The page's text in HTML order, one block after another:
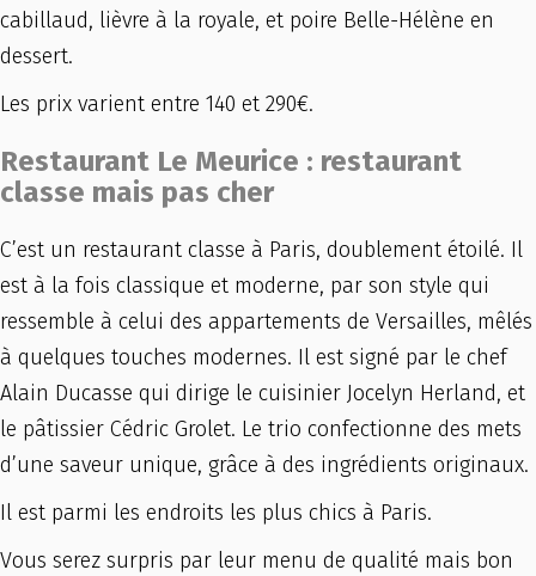
cabillaud, lièvre à la royale, et poire Belle-Hélène en
dessert.
Les prix varient entre 140 et 290€.
Restaurant Le Meurice : restaurant
classe mais pas cher
C’est un restaurant classe à Paris, doublement étoilé. Il
est à la fois classique et moderne, par son style qui
ressemble à celui des appartements de Versailles, mêlés
à quelques touches modernes. Il est signé par le chef
Alain Ducasse qui dirige le cuisinier Jocelyn Herland, et
le pâtissier Cédric Grolet. Le trio confectionne des mets
d’une saveur unique, grâce à des ingrédients originaux.
Il est parmi les endroits les plus chics à Paris.
Vous serez surpris par leur menu de qualité mais bon